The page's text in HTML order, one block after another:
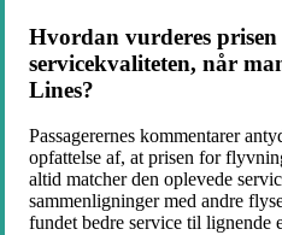
Hvordan vurderes
servicekvaliteten, når
Lines?
Passagerernes kommentarer
opfattelse af, at prisen for
altid matcher den oplevede
sammenligninger med andre
fundet bedre service til lignende